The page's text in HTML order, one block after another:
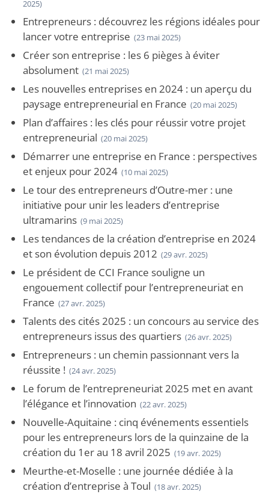
2025)
Entrepreneurs : découvrez les régions idéales pour
lancer votre entreprise (23 mai 2025)
Créer son entreprise : les 6 pièges à éviter
absolument (21 mai 2025)
Les nouvelles entreprises en 2024 : un aperçu du
paysage entrepreneurial en France (20 mai 2025)
Plan d’affaires : les clés pour réussir votre projet
entrepreneurial (20 mai 2025)
Démarrer une entreprise en France : perspectives
et enjeux pour 2024 (10 mai 2025)
Le tour des entrepreneurs d’Outre-mer : une
initiative pour unir les leaders d’entreprise
ultramarins (9 mai 2025)
Les tendances de la création d’entreprise en 2024
et son évolution depuis 2012 (29 avr. 2025)
Le président de CCI France souligne un
engouement collectif pour l’entrepreneuriat en
France (27 avr. 2025)
Talents des cités 2025 : un concours au service des
entrepreneurs issus des quartiers (26 avr. 2025)
Entrepreneurs : un chemin passionnant vers la
réussite ! (24 avr. 2025)
Le forum de l’entrepreneuriat 2025 met en avant
l’élégance et l’innovation (22 avr. 2025)
Nouvelle-Aquitaine : cinq événements essentiels
pour les entrepreneurs lors de la quinzaine de la
création du 1er au 18 avril 2025 (19 avr. 2025)
Meurthe-et-Moselle : une journée dédiée à la
création d’entreprise à Toul (18 avr. 2025)